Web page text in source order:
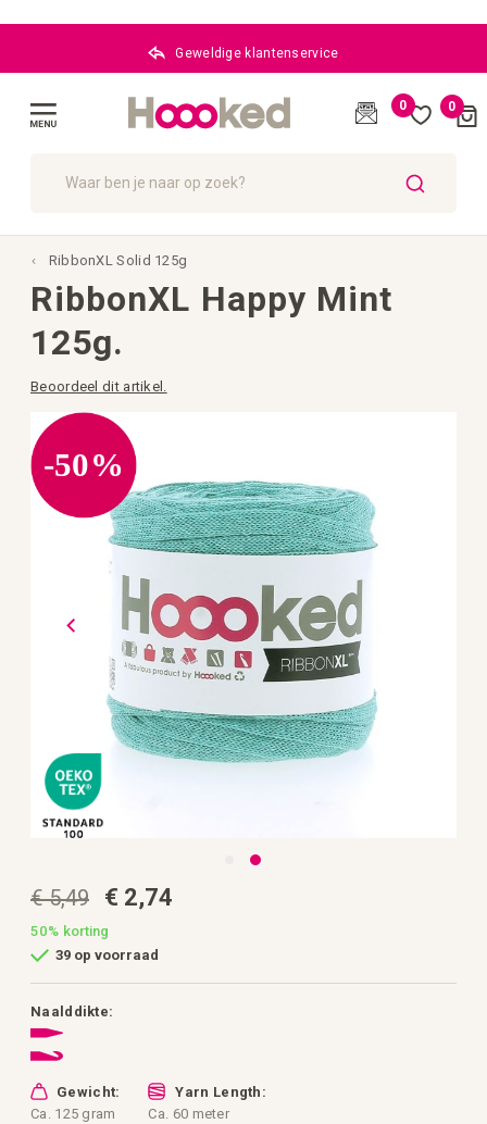
Geweldige klantenservice
0 0Cart
RibbonXL Solid 125g
naar
het
einde
van
de
afbeeldingen-
-50%
naar
het
begin
de
RibbonXL Happy Mint
125g.
Beoordeel dit artikel.
€ 5,49 € 2,74
50% korting
39 op voorraad
Naalddikte:
Gewicht:
Ca. 125 gram
Yarn Length:
Ca. 60 meter